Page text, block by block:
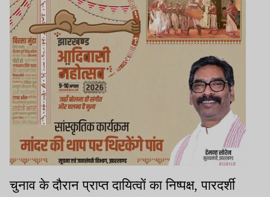
चुनाव के दौरान प्राप्त दायित्वों का निष्पक्ष, पारदर्शी